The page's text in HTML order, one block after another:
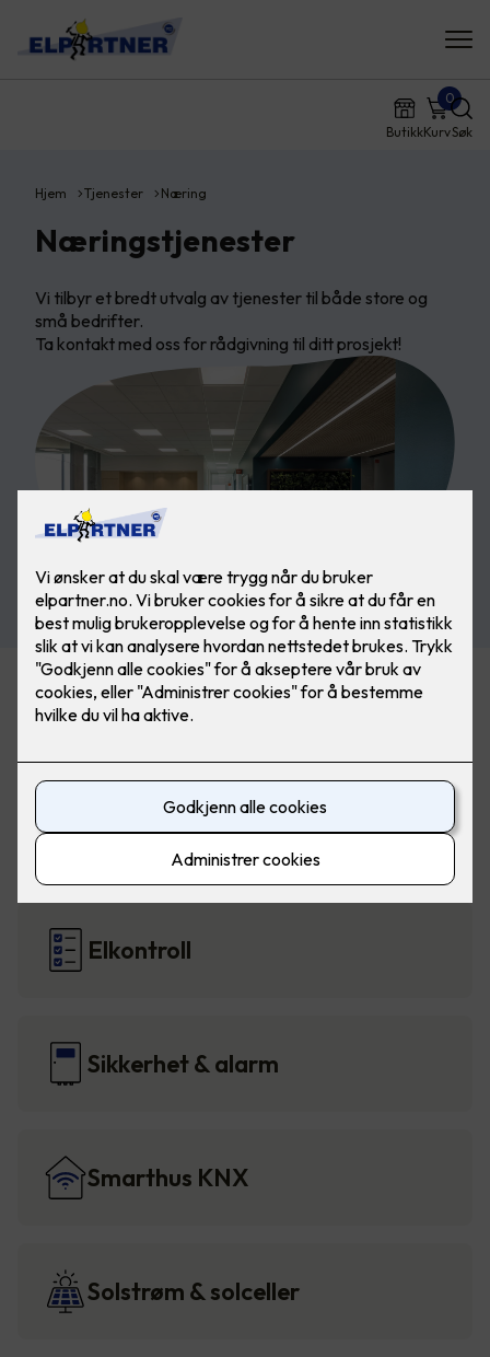
ButikkKurv
0
Søk
Hjem Tjenester Næring
Næringstjenester
Vi tilbyr et bredt utvalg av tjenester til både store og
små bedrifter.
Ta kontakt med oss for rådgivning til ditt prosjekt!
Belysning
Elbillading
Elkontroll
Sikkerhet & alarm
Smarthus KNX
Solstrøm & solceller